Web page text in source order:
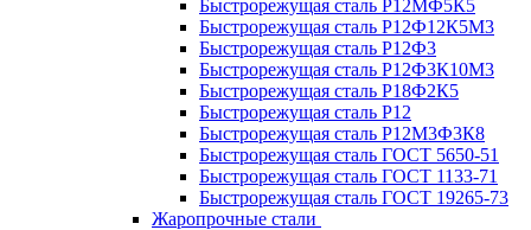
Быстрорежущая сталь Р12МФ5К5
Быстрорежущая сталь Р12Ф12К5М3
Быстрорежущая сталь Р12Ф3
Быстрорежущая сталь Р12Ф3К10М3
Быстрорежущая сталь Р18Ф2К5
Быстрорежущая сталь Р12
Быстрорежущая сталь Р12М3Ф3К8
Быстрорежущая сталь ГОСТ 5650-51
Быстрорежущая сталь ГОСТ 1133-71
Быстрорежущая сталь ГОСТ 19265-73
Жаропрочные стали